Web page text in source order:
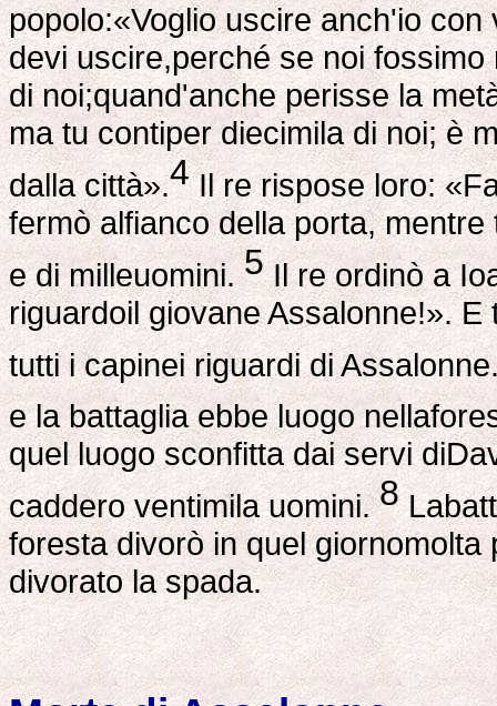
popolo:«Voglio uscire anch'io
devi uscire,perché se noi
di noi;quand'anche perisse la
ma tu contiper diecimila di noi; è
dalla città».4Il re rispose loro:
fermò alfianco della porta,
e di milleuomini.5Il re ordinò a
riguardoil giovane Assalonne!».
tutti i capinei riguardi di
e la battaglia ebbe luogo
quel luogo sconfitta dai servi
caddero ventimila uomini.8
foresta divorò in quel
divorato la spada.